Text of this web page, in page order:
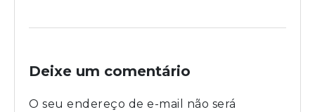
Deixe um comentário
O seu endereço de e-mail não será